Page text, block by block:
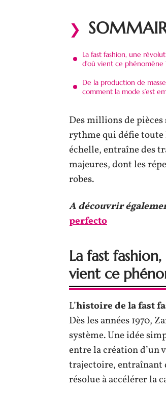
La fast fashion, une
d’où vient ce phénomène
De la production de
comment la mode s’est
Des millions de
rythme qui défie toute
échelle, entraîne des
majeures, dont les
robes.
A découvrir
perfecto
La fast
vient ce
L’histoire de la fast
Dès les années 1970,
système. Une idée
entre la création d’un
trajectoire, entraînant
résolue à accélérer la